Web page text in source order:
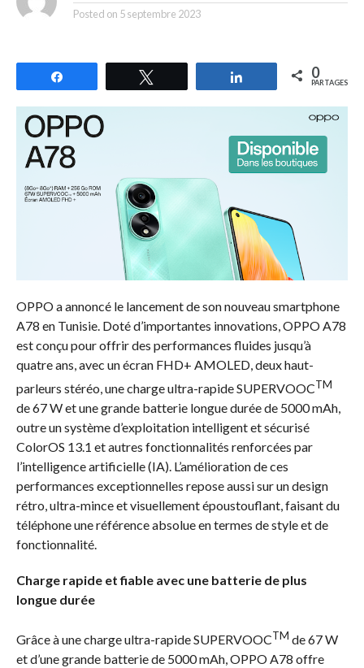
Posted on 5 septembre 2023
Partagez 0
PARTAGES
OPPO a annoncé le lancement de son nouveau smartphone
A78 en Tunisie. Doté d’importantes innovations, OPPO A78
est conçu pour offrir des performances fluides jusqu’à
quatre ans, avec un écran FHD+ AMOLED, deux haut-
parleurs stéréo, une charge ultra-rapide SUPERVOOCTM
de 67 W et une grande batterie longue durée de 5000 mAh,
outre un système d’exploitation intelligent et sécurisé
ColorOS 13.1 et autres fonctionnalités renforcées par
l’intelligence artificielle (IA). L’amélioration de ces
performances exceptionnelles repose aussi sur un design
rétro, ultra-mince et visuellement époustouflant, faisant du
téléphone une référence absolue en termes de style et de
fonctionnalité.
Charge rapide et fiable avec une batterie de plus
longue durée
Grâce à une charge ultra-rapide SUPERVOOCTM de 67 W
et d’une grande batterie de 5000 mAh, OPPO A78 offre